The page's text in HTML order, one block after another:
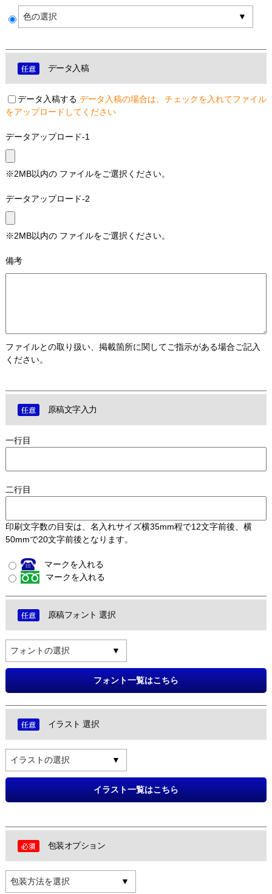
色の選択
データ入稿
データ入稿する データ入稿の場合は、チェックを入れてファイル
をアップロードしてください
データアップロード-1
※2MB以内の ファイルをご選択ください。
データアップロード-2
※2MB以内の ファイルをご選択ください。
備考
ファイルとの取り扱い、掲載箇所に関してご指示がある場合ご記入
ください。
原稿文字入力
一行目
二行目
印刷文字数の目安は、名入れサイズ横35mm程で12文字前後、横
50mmで20文字前後となります。
マークを入れる
マークを入れる
原稿フォント 選択
フォントの選択
フォント一覧はこちら
イラスト 選択
イラストの選択
イラスト一覧はこちら
包装オプション
包装方法を選択